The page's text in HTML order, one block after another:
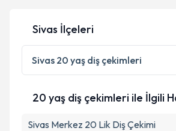
Sivas İlçeleri
Sivas 20 yaş diş çekimleri
20 yaş diş çekimleri ile İlgili
Sivas Merkez 20 Lik Diş Çekimi